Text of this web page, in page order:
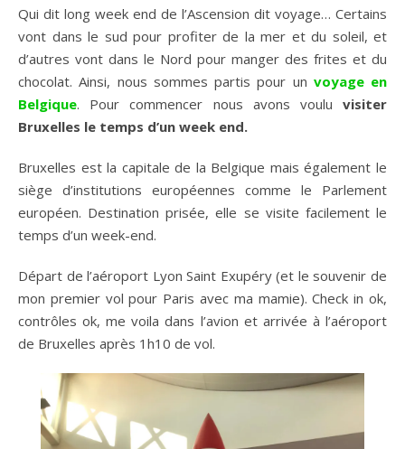
Qui dit long week end de l’Ascension dit voyage… Certains
vont dans le sud pour profiter de la mer et du soleil, et
d’autres vont dans le Nord pour manger des frites et du
chocolat. Ainsi, nous sommes partis pour un voyage en
Belgique. Pour commencer nous avons voulu visiter
Bruxelles le temps d’un week end.
Bruxelles est la capitale de la Belgique mais également le
siège d’institutions européennes comme le Parlement
européen. Destination prisée, elle se visite facilement le
temps d’un week-end.
Départ de l’aéroport Lyon Saint Exupéry (et le souvenir de
mon premier vol pour Paris avec ma mamie). Check in ok,
contrôles ok, me voila dans l’avion et arrivée à l’aéroport
de Bruxelles après 1h10 de vol.